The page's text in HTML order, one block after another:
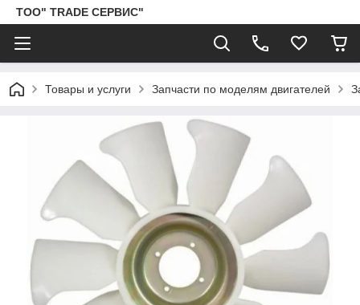
ТОО" TRADE СЕРВИС"
Товары и услуги Запчасти по моделям двигателей